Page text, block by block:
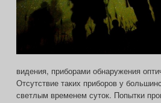
видения, приборами обнаружения
Отсутствие таких приборов у
светлым временем суток. Попытки